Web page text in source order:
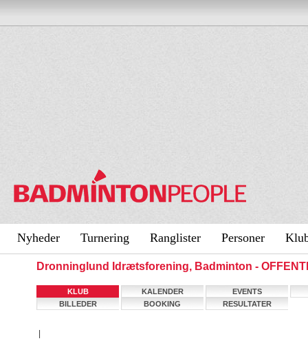
Nyheder Turnering Ranglister Personer
Dronninglund Idrætsforening, Badminton -
KLUB KALENDER
EVENTS
BILLEDER
BOOKING RESULTATER